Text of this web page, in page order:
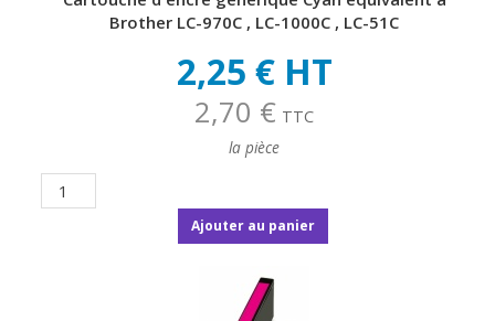
Brother LC-970C , LC-1000C , LC-51C
2,25 € HT
2,70 € TTC
la pièce
Ajouter au panier